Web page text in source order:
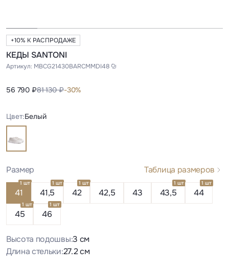
+10% К РАСПРОДАЖЕ
КЕДЫ SANTONI
Артикул: MBCG21430BARCMMDI48
56 790 ₽81 130 ₽-30%
Цвет:Белый
Размер Таблица размеров
41
1 шт
41,5
1 шт
42
1 шт
42,5 43 43,5
1 шт
44
1 шт
45
1 шт
46
1 шт
Высота подошвы:3 см
Длина стельки:27.2 см